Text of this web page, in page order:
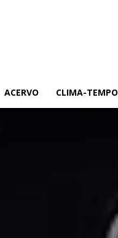
ACERVO CLIMA-TEMPO